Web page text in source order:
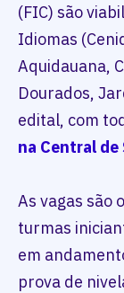
(FIC) são
Idiomas
Aquidauana,
Dourados,
edital, com
na Central de
As vagas são
turmas
em
prova de